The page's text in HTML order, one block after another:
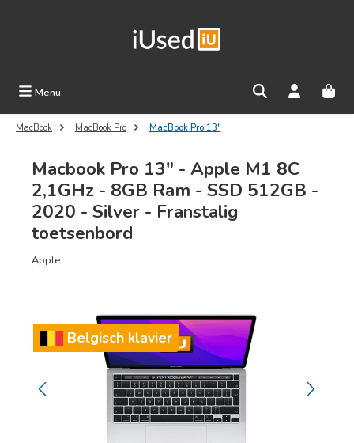
Menu
MacBook MacBook Pro MacBook Pro 13"
Macbook Pro 13" - Apple M1 8C
2,1GHz - 8GB Ram - SSD 512GB -
2020 - Silver - Franstalig
toetsenbord
Apple
Belgisch klavier